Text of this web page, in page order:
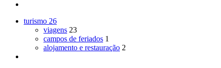
turismo 26
viagens 23
campos de feriados 1
alojamento e restauração 2